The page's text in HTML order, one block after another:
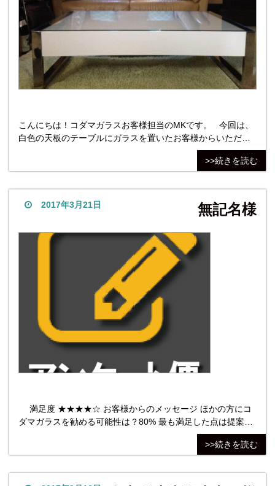
こんにちは！コダマガラスお客様担当のMKです。 今回は、
白色の天板のテーブルにガラスを置いたお客様からいただい
ス種類】TP5:強化フロートガラス／5mm 【ガラスサイズ】
周糸面磨き 【４隅の加工】4隅角落とし加工 【枚数】1枚
>>続きを読む
2017年3月21日 無記名様
ダマガラスを勧める可能性は？80% 最も満足した点は提案の
内容 。最も不満だった点は、連絡のあった配達予定日が休日
だったため実際の配達日は次の日になりました。 他社商品に
ても良かったので最安値ではなかったのですが御社に決め
>>続きを読む